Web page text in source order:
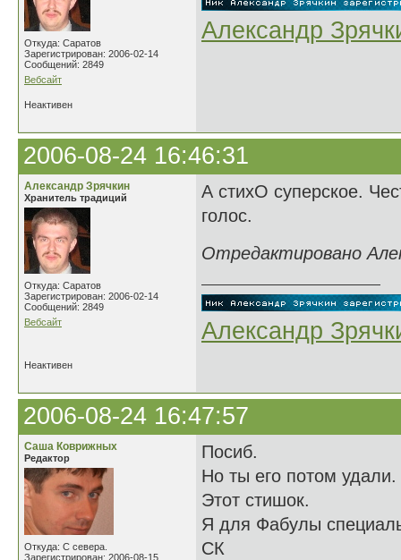
Откуда: Саратов
Зарегистрирован: 2006-02-14
Сообщений: 2849
Вебсайт
Александр
Неактивен
2006-08-24 16:46:31
Александр Зрячкин
Хранитель традиций
Откуда: Саратов
Зарегистрирован: 2006-02-14
Сообщений: 2849
Вебсайт
А стихО суперское.
голос.
Отредактировано
Александр
Неактивен
2006-08-24 16:47:57
Саша Коврижных
Редактор
Откуда: С севера.
Зарегистрирован: 2006-08-15
Посиб.
Но ты его потом удали.
Этот стишок.
Я для Фабулы
СК